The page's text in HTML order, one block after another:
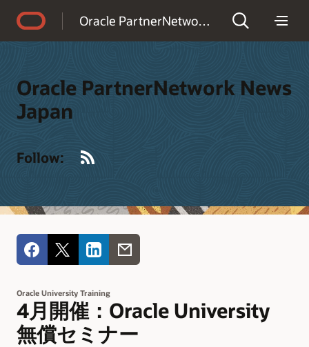
Oracle PartnerNetwork News Japan
Oracle PartnerNetwork News
Japan
Follow:
Oracle University Training
4月開催：Oracle University
無償セミナー